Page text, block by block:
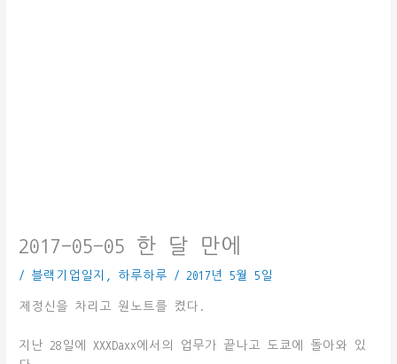
2017-05-05 한 달 만에
/ 블랙기업일지 , 하루하루 / 2017년 5월 5일
제정신을 차리고 원노트를 켰다.
지난 28일에 XXXDaxx에서의 업무가 끝나고 도쿄에 돌아와 있